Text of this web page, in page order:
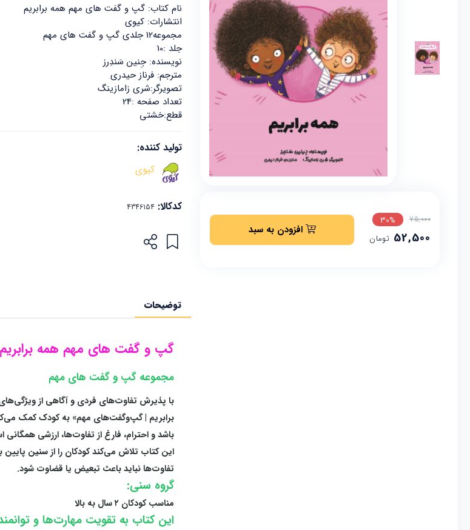
75,000
30%
52,500 تومان
افزودن به سبد
نام کتاب: گپ و گفت های مهم همه برابریم
انتشارات: کیوی
مجموعه12 جلدی گپ و گفت های مهم
جلد :10
نویسنده: جِنین سَندِرز
مترجم: فرناز حیدری
تصویرگر:شری زامازینگ
تعداد صفحه :24
قطع:خشتی
تولید کننده:
کیوی
کدکالا:
توضیحات
گپ و گفت های مهم همه برابریم
مجموعه گپ و گفت های مهم
با پذیرش تفاوت‌های فردی و آگاهی از
برابریم | گپ‌وگفت‌های مهم» به کودک کمک
باشد و احترام، فارغ از تفاوت‌ها، ارزشی
این کتاب تلاش می‌کند کودکان را از سنین پایین
تفاوت‌ها نباید باعث تبعیض یا قضاوت شود.
گروه سنی:
مناسب کودکان ۲ سال به بالا
این کتاب به تقویت مهارت‌ها و